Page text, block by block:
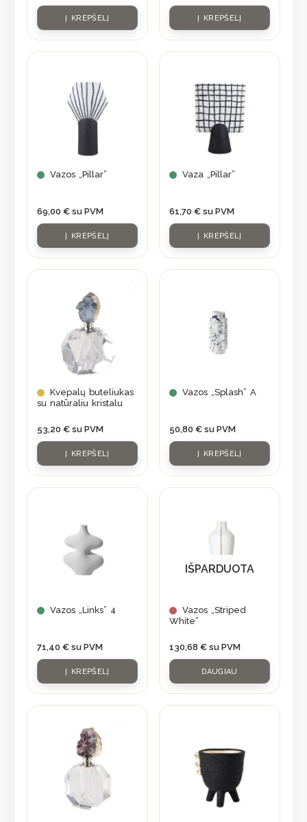
Į KREPŠELĮ Į KREPŠELĮ
Vazos „Pillar”
69,00 € su PVM
Į KREPŠELĮ
Vaza „Pillar”
61,70 € su PVM
Į KREPŠELĮ
Kvepalų buteliukas
su natūraliu kristalu
53,20 € su PVM
Į KREPŠELĮ
Vazos „Splash” A
50,80 € su PVM
Į KREPŠELĮ
Vazos „Links” 4
71,40 € su PVM
Į KREPŠELĮ
IŠPARDUOTA
Vazos „Striped
White”
130,68 € su PVM
DAUGIAU